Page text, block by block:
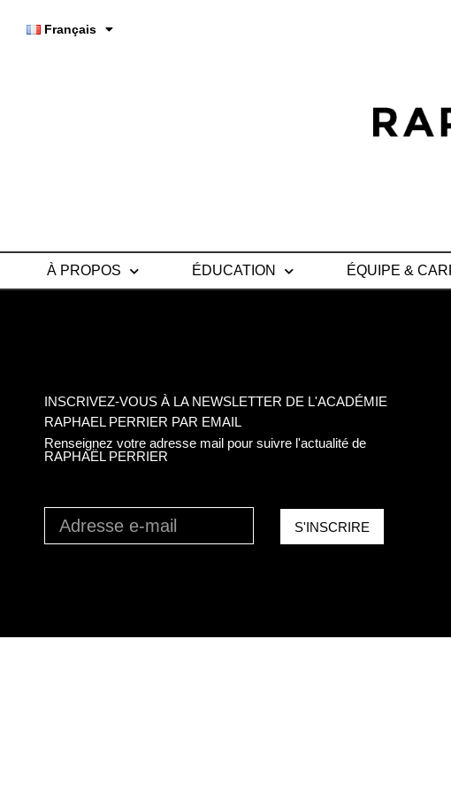
Français
À PROPOS ÉDUCATION ÉQUIPE &
INSCRIVEZ-VOUS À LA NEWSLETTER DE L'ACADÉMIE
RAPHAEL PERRIER PAR EMAIL​
Renseignez votre adresse mail pour suivre l'actualité de
RAPHAËL PERRIER
S'INSCRIRE